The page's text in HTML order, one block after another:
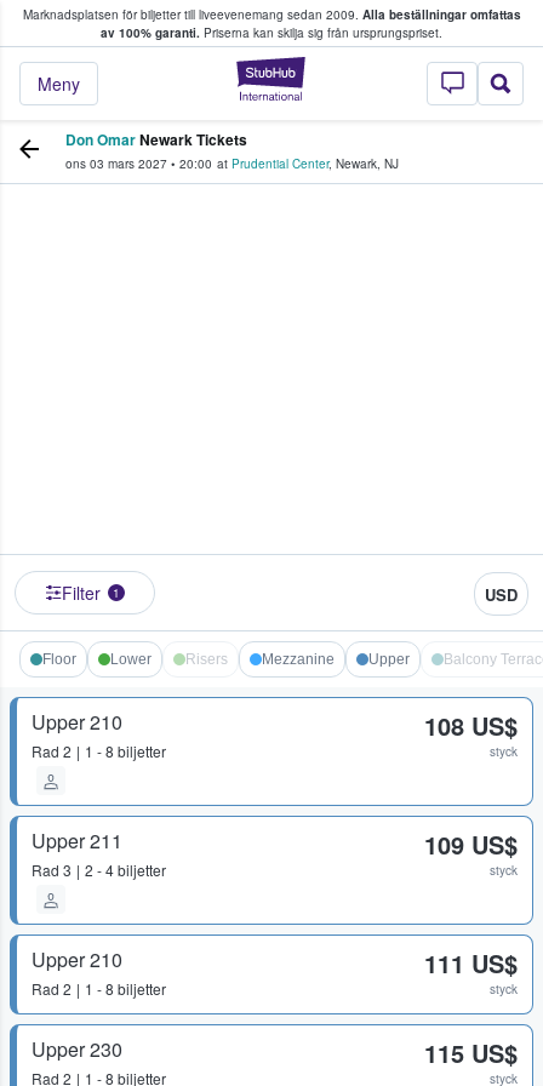
Marknadsplatsen för biljetter till liveevenemang sedan 2009. Alla beställningar omfattas
av 100% garanti. Priserna kan skilja sig från ursprungspriset.
StubHub – där
Meny
köper och säljer biljetter.
Don OmarNewark Tickets
ons 03 mars 2027 • 20:00 at Prudential Center, Newark, NJ
Filter 1 USD
Floor Lower Risers Mezzanine Upper Balcony
Upper 210
Rad 2 1 - 8 biljetter
108 US$
styck
Upper 211
Rad 3 2 - 4 biljetter
109 US$
styck
Upper 210
Rad 2 1 - 8 biljetter
111 US$
styck
Upper 230
Rad 2 1 - 8 biljetter
115 US$
styck